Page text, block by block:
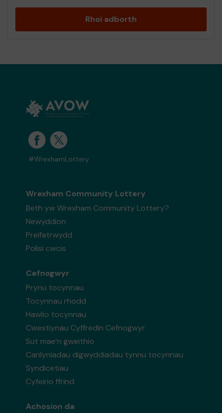
Rhoi adborth
#WrexhamLottery
Wrexham Community Lottery
Beth yw Wrexham Community Lottery?
Newyddion
Preifatrwydd
Polisi cwcis
Cefnogwyr
Prynu tocynnau
Tocynnau rhodd
Hawlio tocynnau
Cwestiynau Cyffredin Cefnogwyr
Sut mae’n gweithio
Canlyniadau digwyddiadau tynnu tocynnau
Syndicetiau
Cyfeirio ffrind
Achosion da